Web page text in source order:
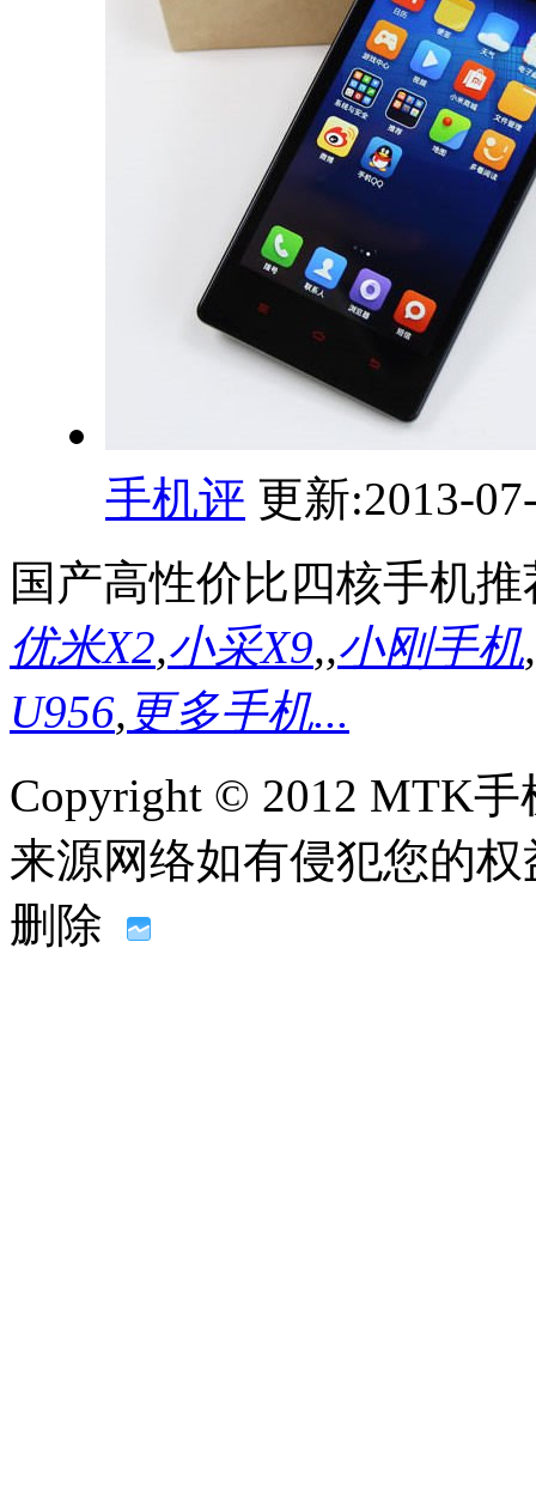
手机评 更新:2013-
国产高性价比四核手机推
优米X2,小采X9,,小刚手机,
U956, 更多手机...
Copyright © 2012 MTK
来源网络如有侵犯您的
删除